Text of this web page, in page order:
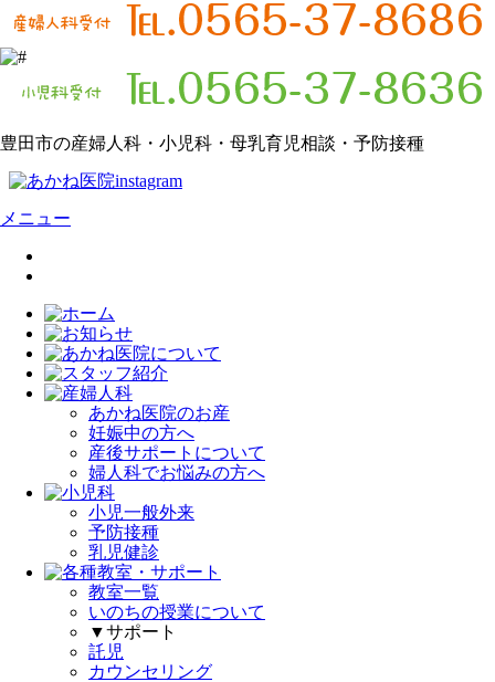
豊田市の産婦人科・小児科・母乳育児相談・予防接種
メニュー
あかね医院のお産
妊娠中の方へ
産後サポートについて
婦人科でお悩みの方へ
小児一般外来
予防接種
乳児健診
教室一覧
いのちの授業について
▼サポート
託児
カウンセリング